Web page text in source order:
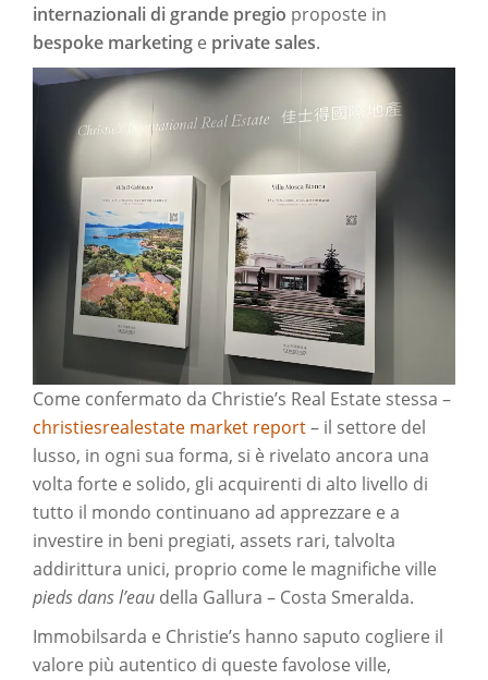
internazionali di grande pregio proposte in
bespoke marketing e private sales.
Come confermato da Christie’s Real Estate stessa –
christiesrealestate market report– il settore del
lusso, in ogni sua forma, si è rivelato ancora una
volta forte e solido, gli acquirenti di alto livello di
tutto il mondo continuano ad apprezzare e a
investire in beni pregiati, assets rari, talvolta
addirittura unici, proprio come le magnifiche ville
pieds dans l’eau della Gallura – Costa Smeralda.
Immobilsarda e Christie’s hanno saputo cogliere il
valore più autentico di queste favolose ville,